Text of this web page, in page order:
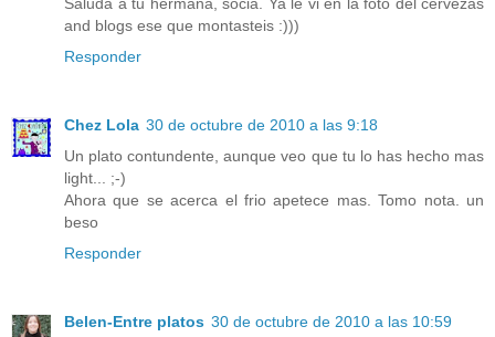
Saluda a tu hermana, socia. Ya le vi en la foto del cervezas
and blogs ese que montasteis :)))
Responder
Chez Lola 30 de octubre de 2010 a las 9:18
Un plato contundente, aunque veo que tu lo has hecho mas
light... ;-)
Ahora que se acerca el frio apetece mas. Tomo nota. un
beso
Responder
Belen-Entre platos 30 de octubre de 2010 a las 10:59